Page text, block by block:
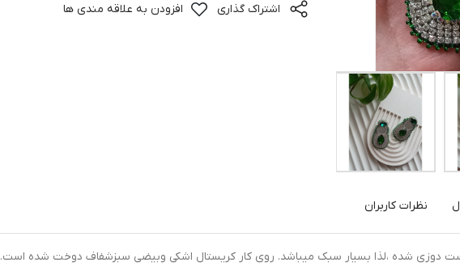
اشتراک گذاری افزودن به علاقه مندی ها
نظرات کاربران
دوزی شده ،لذا بسیار سبک میباشد. روی کار کریستال اشکی وبیضی سبزشفاف دوخت شده است.